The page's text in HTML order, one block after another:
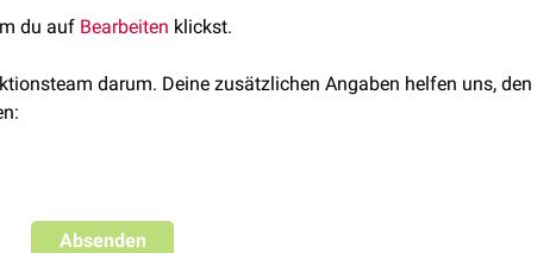
du auf Bearbeiten klickst.
darum. Deine zusätzlichen Angaben helfen uns, den
Absenden